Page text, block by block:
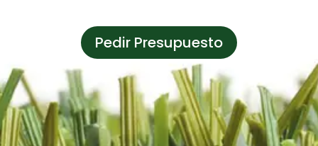
Pedir Presupuesto